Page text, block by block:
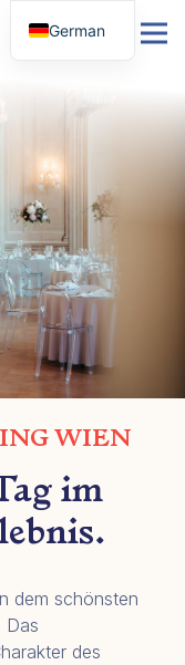
WIEN
im
dem schönsten
Das
des
German